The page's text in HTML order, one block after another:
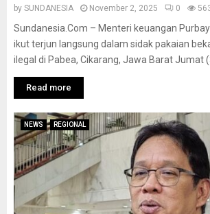
by SUNDANESIA November 2, 2025 0
Sundanesia.Com – Menteri keuangan
ikut terjun langsung dalam sidak pakaian
ilegal di Pabea, Cikarang, Jawa Barat Jumat
Read more
NEWS REGIONAL